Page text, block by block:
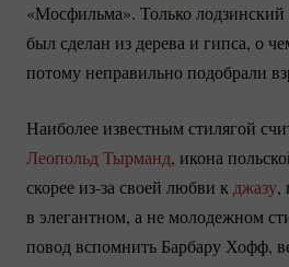
«Мосфильма». Только
был сделан из дерева и гипса, о
потому неправильно подобрали
Наиболее известным стилягой
Леопольд Тырманд, икона
скорееиз-засвоей любви кджазу,
в элегантном, а не молодежном
повод вспомнить Барбару Хофф,